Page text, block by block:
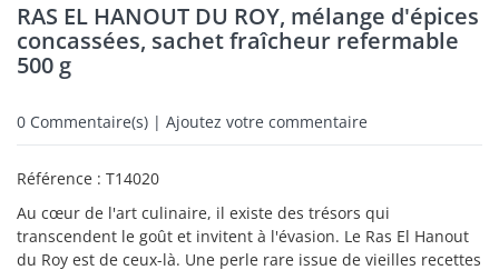
RAS EL HANOUT DU ROY, mélange d'épices
concassées, sachet fraîcheur refermable
500 g
0 Commentaire(s) | Ajoutez votre commentaire
Référence : T14020
Au cœur de l'art culinaire, il existe des trésors qui
transcendent le goût et invitent à l'évasion. Le Ras El Hanout
du Roy est de ceux-là. Une perle rare issue de vieilles recettes